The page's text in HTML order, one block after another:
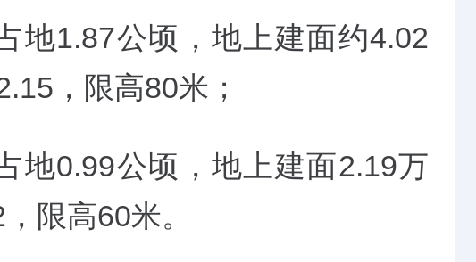
地1.87公顷，地上建面约4.02
，限高80米；
地0.99公顷，地上建面2.19万
限高60米。